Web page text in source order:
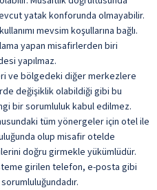
yatak konforunda olmayabilir.
mevsim koşullarına bağlı.
yapan misafirlerden biri
yapılmaz.
ve bölgedeki diğer merkezlere
değişiklik olabildiği gibi bu
bir sorumluluk kabul edilmez.
tüm yönergeler için otel ile
olup misafir otelde
doğru girmekle yükümlüdür.
girilen telefon, e-posta gibi